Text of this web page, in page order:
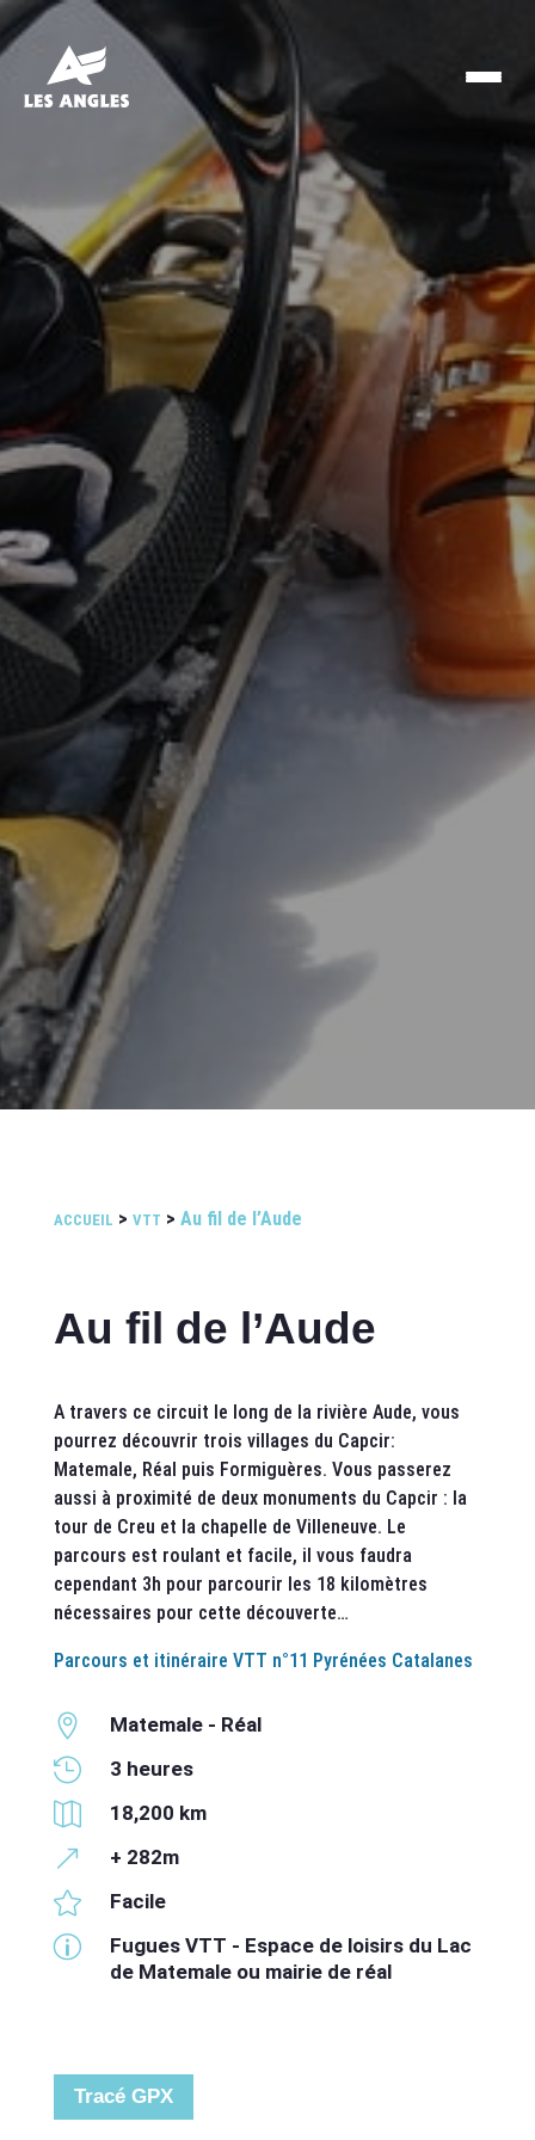
ACCUEIL > VTT > Au fil de l’Aude
Au fil de l’Aude
A travers ce circuit le long de la rivière Aude, vous
pourrez découvrir trois villages du Capcir:
Matemale, Réal puis Formiguères. Vous passerez
aussi à proximité de deux monuments du Capcir : la
tour de Creu et la chapelle de Villeneuve. Le
parcours est roulant et facile, il vous faudra
cependant 3h pour parcourir les 18 kilomètres
nécessaires pour cette découverte…
Parcours et itinéraire VTT n°11 Pyrénées Catalanes
 Matemale - Réal
 3 heures
 18,200 km
& + 282m
 Facile
p
Fugues VTT - Espace de loisirs du Lac
de Matemale ou mairie de réal
Tracé GPX